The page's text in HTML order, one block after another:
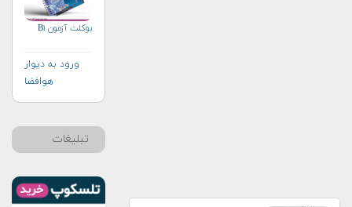
بوکلت آزمون B۱
ورود به دیوار
هوافضا
تبلیغات